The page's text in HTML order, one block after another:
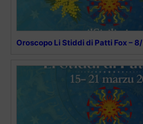
Oroscopo Li Stiddi di Patti Fox –